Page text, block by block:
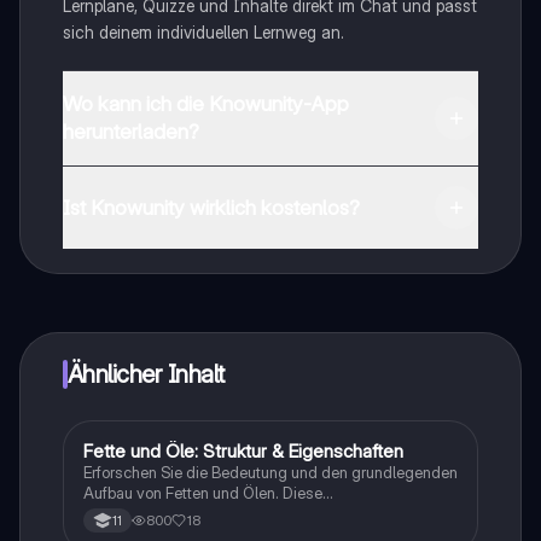
Lernpläne, Quizze und Inhalte direkt im Chat und passt
sich deinem individuellen Lernweg an.
Ähnlicher Inhalt
Chemie
Fette und Öle: Struktur & Eigenschaften
Erforschen Sie die Bedeutung und den grundlegenden
Aufbau von Fetten und Ölen. Diese
Zusammenfassung behandelt die Kondenstion,
Veresterung, gesättigte und ungesättigte Fettsäuren,
11 800 18